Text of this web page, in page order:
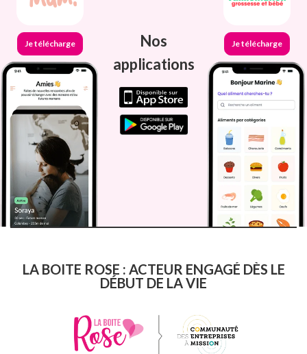
Je télécharge
Nos
applications
Je télécharge
LA BOITE ROSE : ACTEUR ENGAGÉ DÈS LE
DÉBUT DE LA VIE